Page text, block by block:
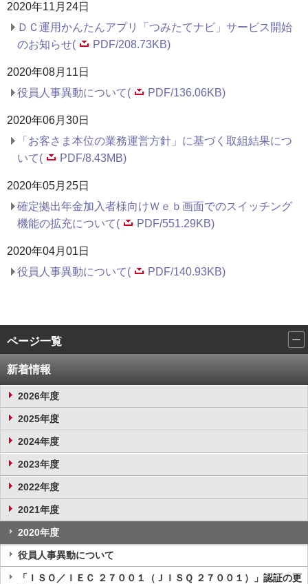
2020年11月24日
ＤＣ運用かんたんアプリ「つみたてナビ」サービス開始
のお知らせ(
PDF/208.73KB)
2020年08月11日
役員人事異動について(
PDF/136.06KB)
2020年06月30日
「お客さま本位の業務運営方針」に基づく取組結果につ
いて(
PDF/8.43MB)
2020年05月25日
確定拠出年金加入者様向けＷｅｂ画面でのスイッチング
機能の拡充について(
PDF/551.29KB)
2020年04月01日
役員人事異動について(
PDF/140.93KB)
ページ一覧
新着情報
2026年度
2025年度
2024年度
2023年度
2022年度
2021年度
2020年度
役員人事異動について
「ＩＳＯ／ＩＥＣ ２７００１（ＪＩＳＱ ２７００１）」認証の更